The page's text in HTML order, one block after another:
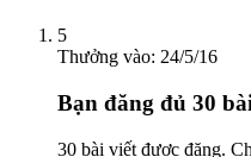
5
Thưởng vào: 24/5/16
Bạn đăng đủ 30
30 bài viết được đăng.